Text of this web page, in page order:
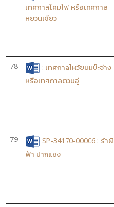
เทศกาลโคมไฟ หรือเทศกาล
หยวนเซียว
78
: เทศกาลไหว้ขนมบ๊ะจ่าง
หรือเทศกาลตวนอู่
79
SP-34170-00006 : รำผี
ฟ้า ปากแซง